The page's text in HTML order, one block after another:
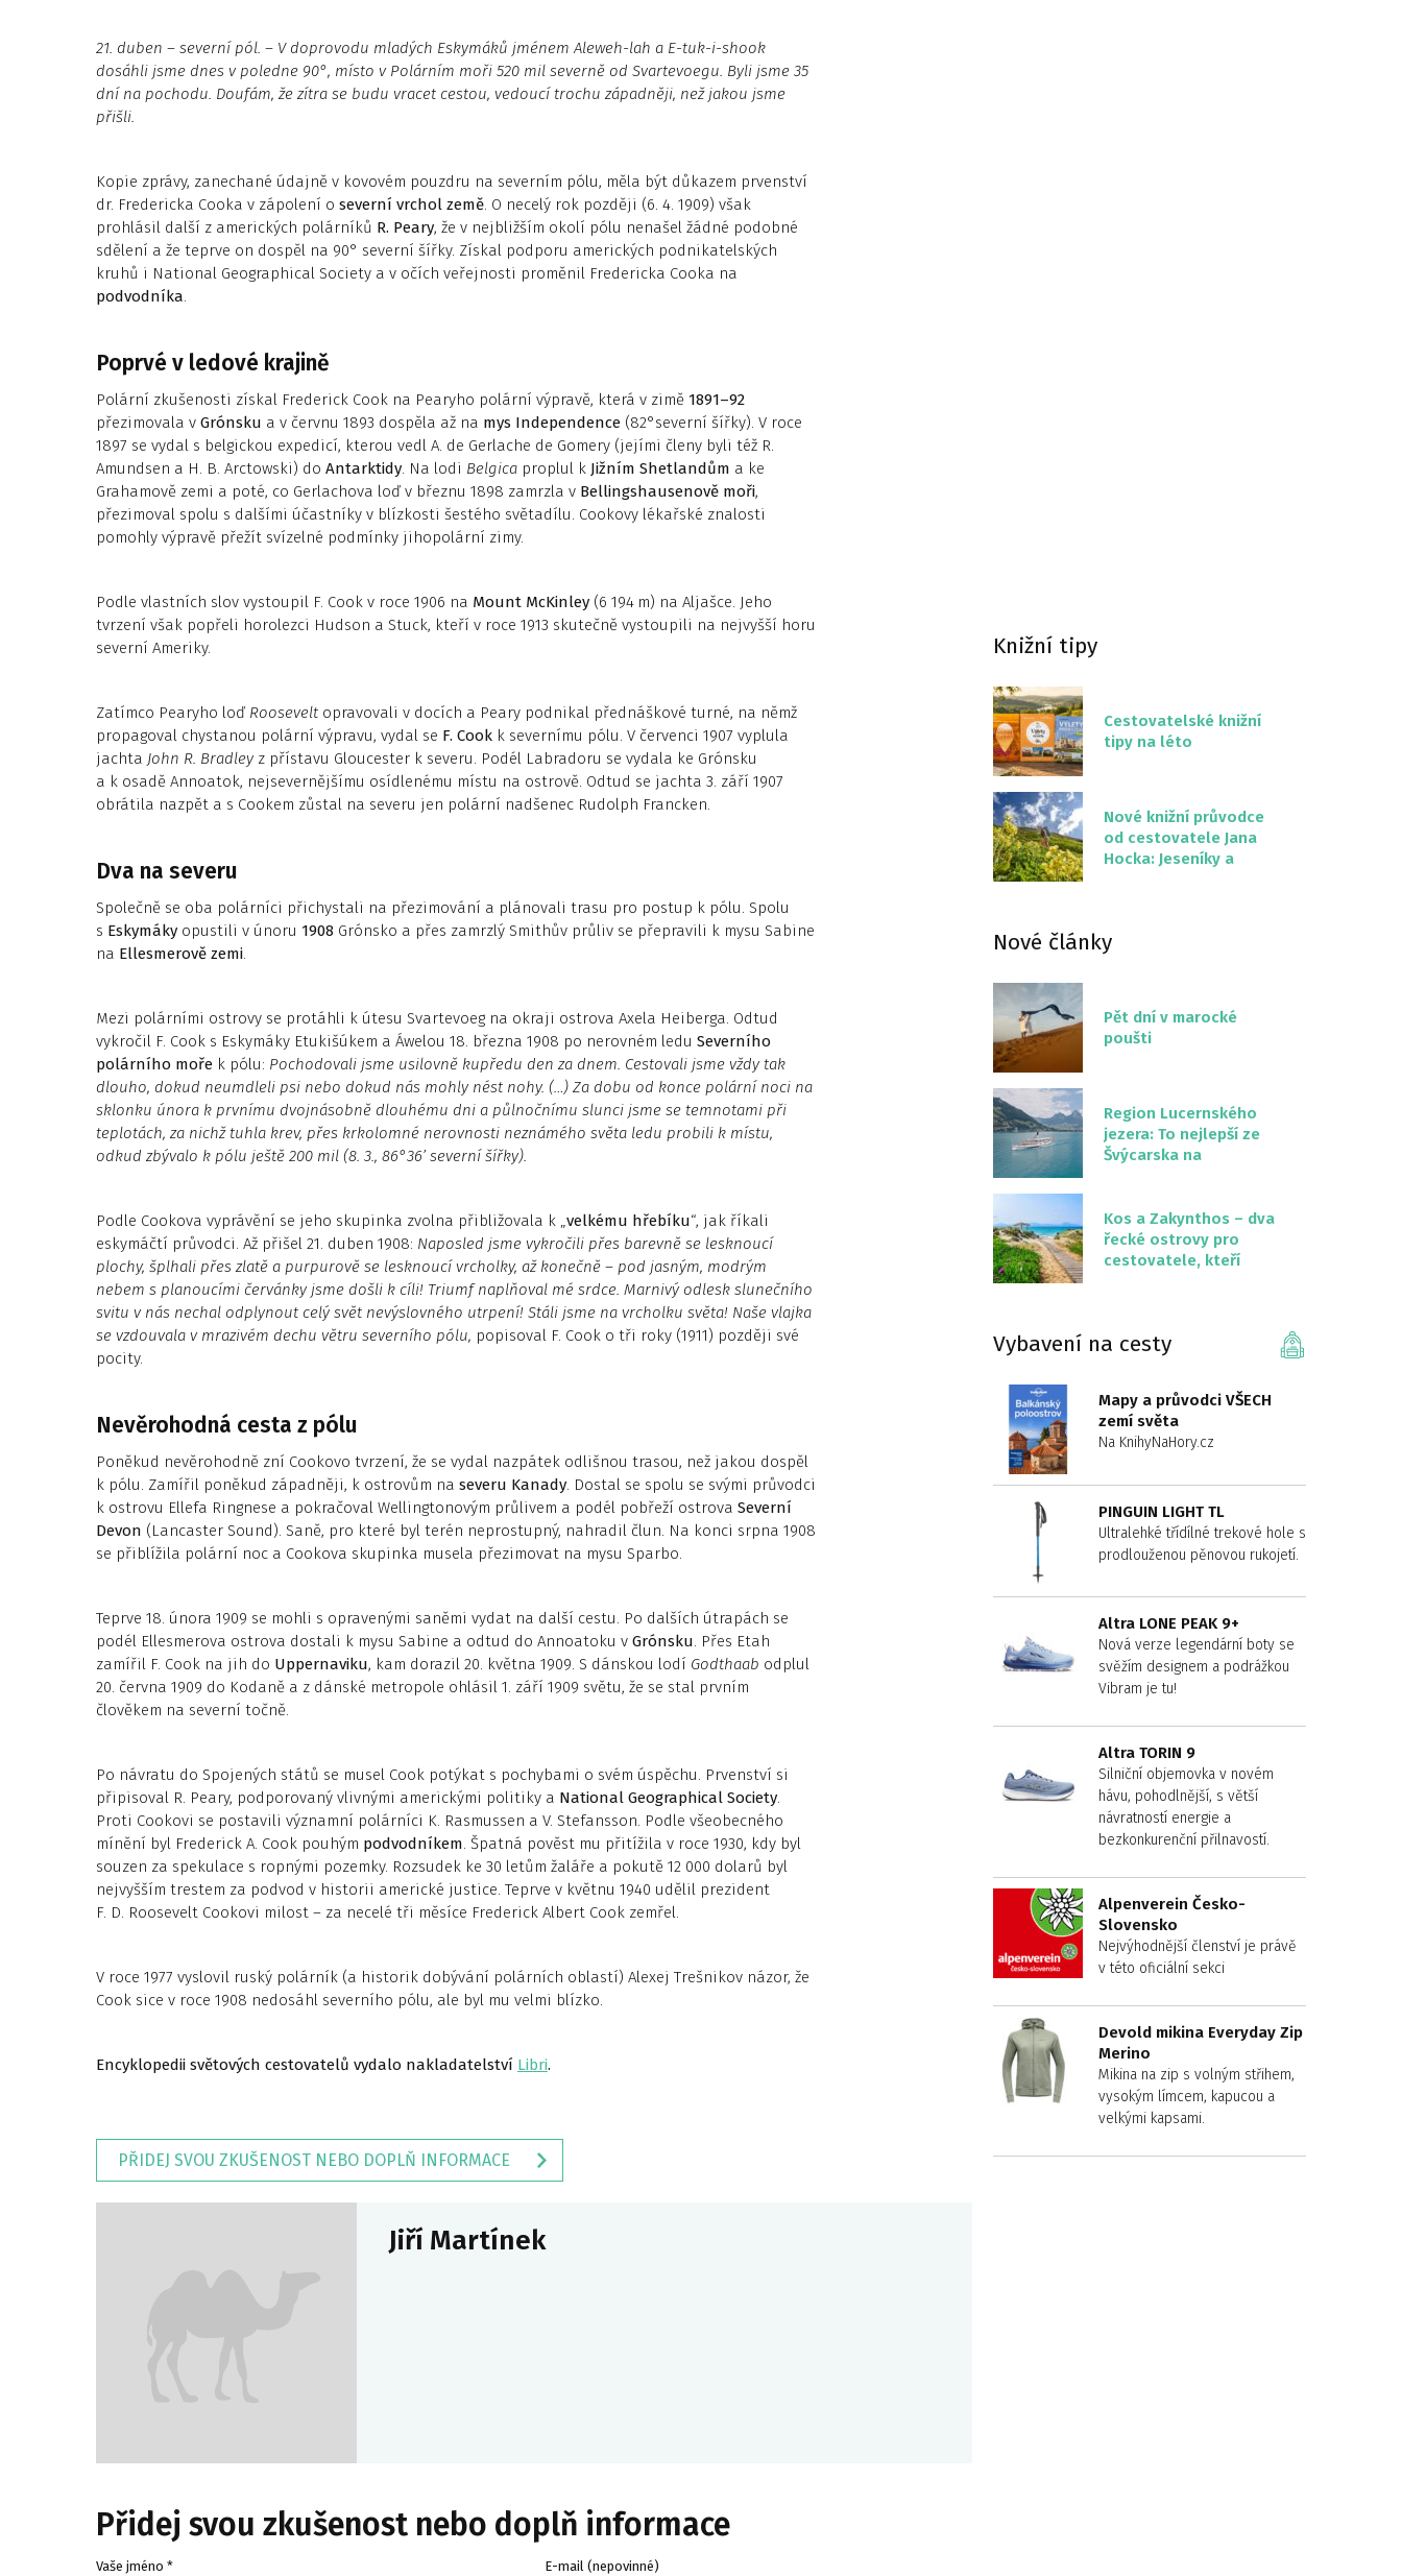
21. duben – severní pól. – V doprovodu mladých Eskymáků jménem Aleweh-lah a E-tuk-i-shook
dosáhli jsme dnes v poledne 90°, místo v Polárním moři 520 mil severně od Svartevoegu. Byli jsme 35
dní na pochodu. Doufám, že zítra se budu vracet cestou, vedoucí trochu západněji, než jakou jsme
přišli.
Kopie zprávy, zanechané údajně v kovovém pouzdru na severním pólu, měla být důkazem prvenství
dr. Fredericka Cooka v zápolení o severní vrchol země. O necelý rok později (6. 4. 1909) však
prohlásil další z amerických polárníků R. Peary, že v nejbližším okolí pólu nenašel žádné podobné
sdělení a že teprve on dospěl na 90° severní šířky. Získal podporu amerických podnikatelských
kruhů i National Geographical Society a v očích veřejnosti proměnil Fredericka Cooka na
podvodníka.
Poprvé v ledové krajině
Polární zkušenosti získal Frederick Cook na Pearyho polární výpravě, která v zimě 1891–92
přezimovala v Grónsku a v červnu 1893 dospěla až na mys Independence (82°severní šířky). V roce
1897 se vydal s belgickou expedicí, kterou vedl A. de Gerlache de Gomery (jejími členy byli též R.
Amundsen a H. B. Arctowski) do Antarktidy. Na lodi Belgica proplul k Jižním Shetlandům a ke
Grahamově zemi a poté, co Gerlachova loď v březnu 1898 zamrzla v Bellingshausenově moři,
přezimoval spolu s dalšími účastníky v blízkosti šestého světadílu. Cookovy lékařské znalosti
pomohly výpravě přežít svízelné podmínky jihopolární zimy.
Podle vlastních slov vystoupil F. Cook v roce 1906 na Mount McKinley (6 194 m) na Aljašce. Jeho
tvrzení však popřeli horolezci Hudson a Stuck, kteří v roce 1913 skutečně vystoupili na nejvyšší horu
severní Ameriky.
Zatímco Pearyho loď Roosevelt opravovali v docích a Peary podnikal přednáškové turné, na němž
propagoval chystanou polární výpravu, vydal se F. Cook k severnímu pólu. V červenci 1907 vyplula
jachta John R. Bradleyz přístavu Gloucester k severu. Podél Labradoru se vydala ke Grónsku
a k osadě Annoatok, nejsevernějšímu osídlenému místu na ostrově. Odtud se jachta 3. září 1907
obrátila nazpět a s Cookem zůstal na severu jen polární nadšenec Ru­dolph Francken.
Dva na severu
Společně se oba polárníci přichystali na přezimování a plánovali trasu pro postup k pólu. Spolu
s Eskymáky opustili v únoru 1908 Grónsko a přes zamrzlý Smithův průliv se přepravili k mysu Sabine
na Ellesmerově zemi.
Mezi polárními ostrovy se protáhli k útesu Svartevoeg na okraji ostrova Axela Heiberga. Odtud
vykročil F. Cook s Eskymáky Etukišúkem a Áwelou 18. března 1908 po nerovném ledu Severního
polárního moře k pólu: Pochodovali jsme usilovně kupředu den za dnem. Cestovali jsme vždy tak
dlouho, dokud neumdleli psi nebo dokud nás mohly nést nohy. (…) Za dobu od konce polární noci na
sklonku února k prvnímu dvojnásobně dlouhému dni a půlnočnímu slunci jsme se temnotami při
teplotách, za nichž tuhla krev, přes krkolomné nerovnosti neznámého světa ledu probili k místu,
odkud zbývalo k pólu ještě 200 mil (8. 3., 86°36’ severní šířky).
Podle Cookova vyprávění se jeho skupinka zvolna přibližovala k „velkému hřebíku“, jak říkali
eskymáčtí průvodci. Až přišel 21. duben 1908: Naposled jsme vykročili přes barevně se lesknoucí
plochy, šplhali přes zlatě a purpurově se lesknoucí vrcholky, až konečně – pod jasným, modrým
nebem s planoucími červánky jsme došli k cíli! Triumf naplňoval mé srdce. Marnivý odlesk slunečního
svitu v nás nechal odplynout celý svět nevýslovného utrpení! Stáli jsme na vrcholku světa! Naše vlajka
se vzdouvala v mrazivém dechu větru severního pólu, popisoval F. Cook o tři roky (1911) později své
pocity.
Nevěrohodná cesta z pólu
Poněkud nevěrohodně zní Cookovo tvrzení, že se vydal nazpátek odlišnou trasou, než jakou dospěl
k pólu. Zamířil poněkud západněji, k ostrovům na severu Kanady. Dostal se spolu se svými průvodci
k ostrovu Ellefa Ringnese a pokračoval Wellingtonovým průlivem a podél pobřeží ostrova Severní
Devon (Lancaster Sound). Saně, pro které byl terén neprostupný, nahradil člun. Na konci srpna 1908
se přiblížila polární noc a Cookova skupinka musela přezimovat na mysu Sparbo.
Teprve 18. února 1909 se mohli s opravenými saněmi vydat na další cestu. Po dalších útrapách se
podél Ellesmerova ostrova dostali k mysu Sabine a odtud do Annoatoku v Grónsku. Přes Etah
zamířil F. Cook na jih do Uppernaviku, kam dorazil 20. května 1909. S dánskou lodí Godthaab odplul
20. června 1909 do Kodaně a z dánské metropole ohlásil 1. září 1909 světu, že se stal prvním
člověkem na severní točně.
Po návratu do Spojených států se musel Cook potýkat s pochybami o svém úspěchu. Prvenství si
připisoval R. Peary, podporovaný vlivnými americkými politiky a National Geographical Society.
Proti Cookovi se postavili významní polárníci K. Rasmussen a V. Stefansson. Podle všeobecného
mínění byl Frederick A. Cook pouhým podvodníkem. Špatná pověst mu přitížila v roce 1930, kdy byl
souzen za spekulace s ropnými pozemky. Rozsudek ke 30 letům žaláře a pokutě 12 000 dolarů byl
nejvyšším trestem za podvod v historii americké justice. Teprve v květnu 1940 udělil prezident
F. D. Roosevelt Cookovi milost – za necelé tři měsíce Frederick Albert Cook zemřel.
V roce 1977 vyslovil ruský polárník (a historik dobývání polárních oblastí) Alexej Trešnikov názor, že
Cook sice v roce 1908 nedosáhl severního pólu, ale byl mu velmi blízko.
Encyklopedii světových cestovatelů vydalo nakladatelství Libri.
PŘIDEJ SVOU ZKUŠENOST NEBO DOPLŇ INFORMACE
Jiří Martínek
Přidej svou zkušenost nebo doplň informace
Vaše jméno * E-mail (nepovinné)
Knižní tipy
Cestovatelské knižní
tipy na léto
Nové knižní průvodce
od cestovatele Jana
Hocka: Jeseníky a
Nové články
Pět dní v marocké
poušti
Region Lucernského
jezera: To nejlepší ze
Švýcarska na
Kos a Zakynthos – dva
řecké ostrovy pro
cestovatele, kteří
Vybavení na cesty
Mapy a průvodci VŠECH
zemí světa
Na KnihyNaHory.cz
PINGUIN LIGHT TL
Ultralehké třídílné trekové hole s
prodlouženou pěnovou rukojetí.
Altra LONE PEAK 9+
Nová verze legendární boty se
svěžím designem a podrážkou
Vibram je tu!
Altra TORIN 9
Silniční objemovka v novém
hávu, pohodlnější, s větší
návratností energie a
bezkonkurenční přilnavostí.
Alpenverein Česko-
Slovensko
Nejvýhodnější členství je právě
v této oficiální sekci
Devold mikina Everyday Zip
Merino
Mikina na zip s volným střihem,
vysokým límcem, kapucou a
velkými kapsami.